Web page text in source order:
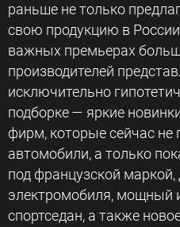
раньше не только
свою продукцию в
важных премьерах
производителей
исключительно
подборке — яркие
фирм, которые сейчас не
автомобили, а только
под французской маркой,
электромобиля, мощный
спортседан, а также